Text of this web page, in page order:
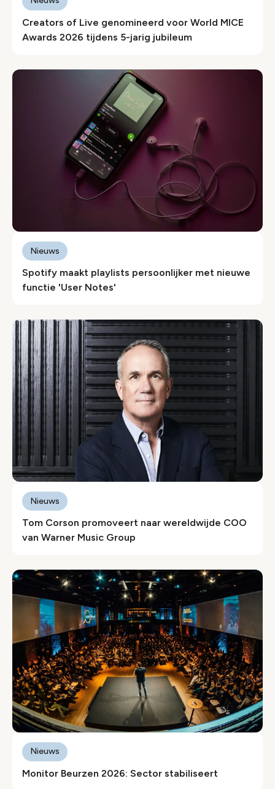
Creators of Live genomineerd voor World MICE
Awards 2026 tijdens 5-jarig jubileum
Spotify maakt playlists persoonlijker met nieuwe
functie 'User Notes'
Nieuws
Tom Corson promoveert naar wereldwijde COO
van Warner Music Group
Nieuws
Monitor Beurzen 2026: Sector stabiliseert
Nieuws